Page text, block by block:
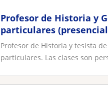
Profesor de Historia y
particulares
exámenes libres y PAES
Profesor de Historia y tesista
particulares. Las clases son